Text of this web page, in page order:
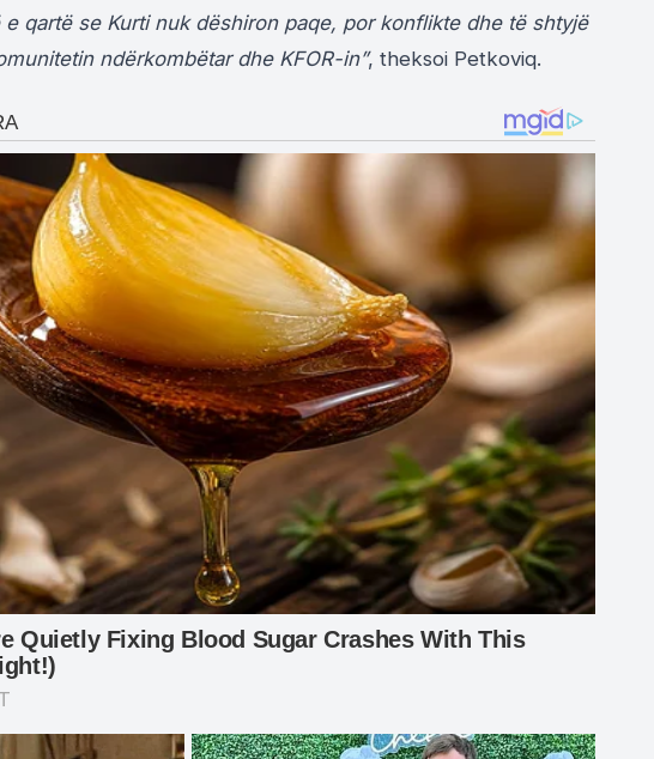
qartë se Kurti nuk dëshiron paqe, por konflikte dhe të shtyjë
ndërkombëtar dhe KFOR-in”, theksoi Petkoviq.